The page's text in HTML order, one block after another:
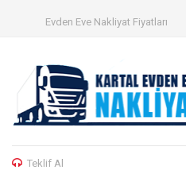
Evden Eve Nakliyat Fiyatları
Teklif Al